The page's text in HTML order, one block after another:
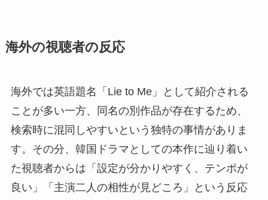
海外の視聴者の反応
海外では英語題名「Lie to Me」として紹介される
ことが多い一方、同名の別作品が存在するため、
検索時に混同しやすいという独特の事情がありま
す。その分、韓国ドラマとしての本作に辿り着い
た視聴者からは「設定が分かりやすく、テンポが
良い」「主演二人の相性が見どころ」という反応